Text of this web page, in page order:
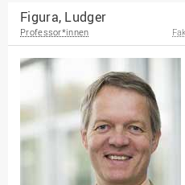
Fakultät
Agrarwissenschaften und
Landschaftsarchitektur
Fakultät
Ingenieurwissenschaften
und Informatik
Fakultät Management,
Kultur und Technik
Figura, Ludger
Professor*innen